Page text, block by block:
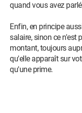
quand vous avez
Enfin, en principe
salaire, sinon ce n'est
montant, toujours
qu'elle apparaît sur
qu'une prime.